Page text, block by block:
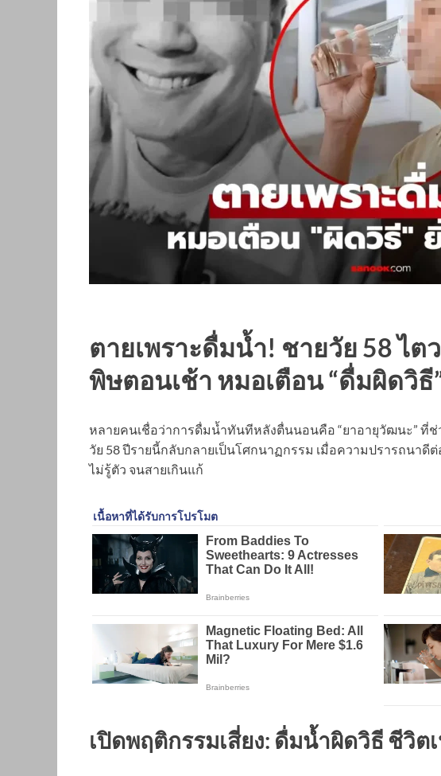
ตายเพราะดื่มน้ำ! ชายวัย 58 ไต
พิษตอนเช้า หมอเตือน “ดื่มผิดวิธี
หลายคนเชื่อว่าการดื่มน้ำทันทีหลังตื่นนอนคือ “ยาอายุวัฒนะ” ที่ช่
วัย 58 ปีรายนี้กลับกลายเป็นโศกนาฏกรรม เมื่อความปรารถนาดี
ไม่รู้ตัว จนสายเกินแก้
เปิดพฤติกรรมเสี่ยง: ดื่มน้ำผิดวิธี ชีวิต